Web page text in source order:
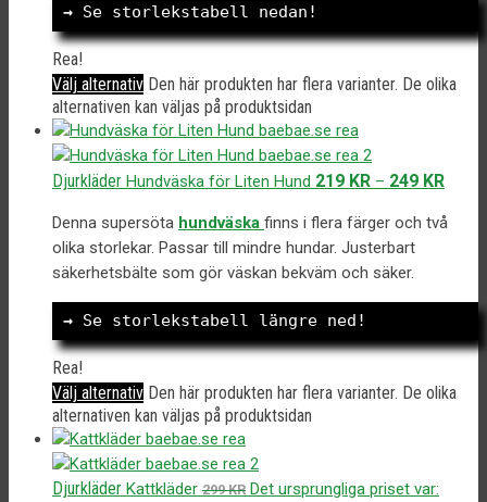
→ Se storlekstabell nedan!
Rea!
Välj alternativ Den här produkten har flera varianter. De olika
alternativen kan väljas på produktsidan
Djurkläder Hundväska för Liten Hund 219 KR – 249 KR
Denna supersöta hundväska finns i flera färger och två
olika storlekar. Passar till mindre hundar. Justerbart
säkerhetsbälte som gör väskan bekväm och säker.
→ Se storlekstabell längre ned!
Rea!
Välj alternativ Den här produkten har flera varianter. De olika
alternativen kan väljas på produktsidan
Djurkläder Kattkläder 299KR Det ursprungliga priset var: